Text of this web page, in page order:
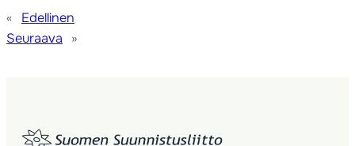
«
Edellinen
Seuraava
»